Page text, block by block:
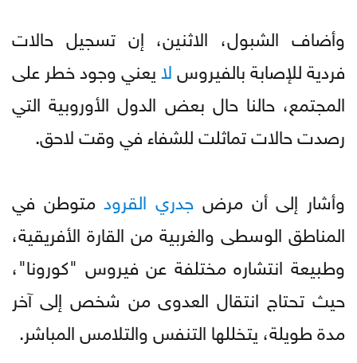
وأضاف الشبول، الاثنين، إن تسجيل حالات
فردية للإصابة بالفيروسلايعني وجود خطر على
المجتمع، حالنا حال بعض الدول الأوروبية التي
رصدت حالات تماثلت للشفاء في وقت لاحق.
وأشار إلى أن مرض جدري القرودمتوطن في
المناطق الوسطى والغربية من القارة الأفريقية،
وطبيعة انتشاره مختلفة عن فيروس "كورونا"،
حيث تحتاج انتقال العدوى من شخص إلى آخر
مدة طويلة، يتخللها التنفس والتلامس المباشر.